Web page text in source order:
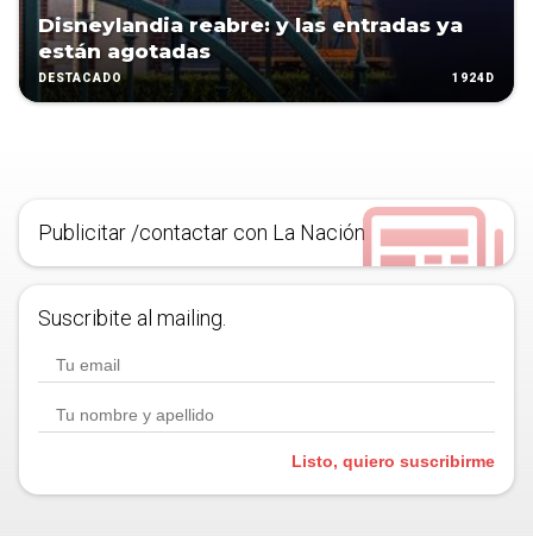
Disneylandia reabre: y las entradas ya
están agotadas
DESTACADO 1924D
Publicitar /contactar con La Nación
Suscribite al mailing.
Listo, quiero suscribirme